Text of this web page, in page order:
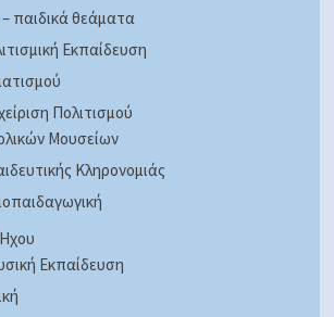
παιδικά θεάματα
Εκπαίδευση
Πολιτισμού
Μουσείων
Κληρονομιάς
Εκπαίδευση